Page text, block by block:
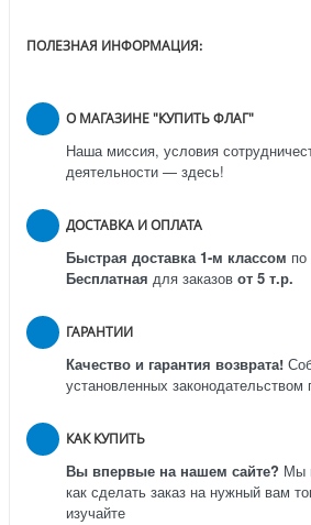
ПОЛЕЗНАЯ ИНФОРМАЦИЯ:
О МАГАЗИНЕ "КУПИТЬ ФЛАГ"
Наша миссия, условия
деятельности — здесь!
ДОСТАВКА И ОПЛАТА
Быстрая доставка 1-м классом
Бесплатная для заказов от 5 т.р.
ГАРАНТИИ
Качество и гарантия возврата!
установленных законодательством
КАК КУПИТЬ
Вы впервые на нашем сайте? Мы
как сделать заказ на нужный вам
изучайте